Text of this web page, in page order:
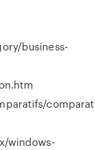
business-
windows-